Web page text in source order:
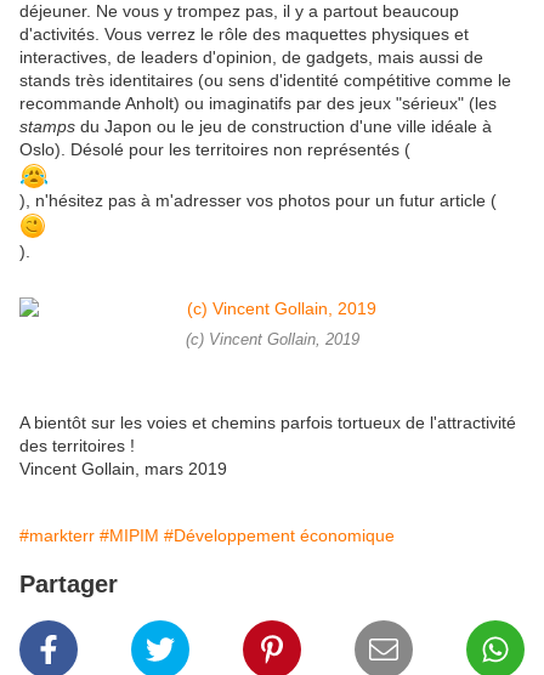
déjeuner. Ne vous y trompez pas, il y a partout beaucoup
d'activités. Vous verrez le rôle des maquettes physiques et
interactives, de leaders d'opinion, de gadgets, mais aussi de
stands très identitaires (ou sens d'identité compétitive comme le
recommande Anholt) ou imaginatifs par des jeux "sérieux" (les
stamps du Japon ou le jeu de construction d'une ville idéale à
Oslo). Désolé pour les territoires non représentés (
), n'hésitez pas à m'adresser vos photos pour un futur article (
).
(c) Vincent Gollain, 2019
A bientôt sur les voies et chemins parfois tortueux de l'attractivité
des territoires !
Vincent Gollain, mars 2019
#markterr #MIPIM #Développement économique
Partager